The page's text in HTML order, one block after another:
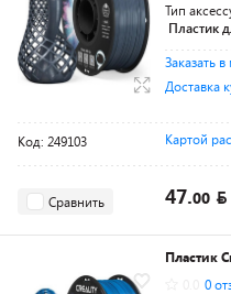
Тип
Пластик
Заказать в
Доставка
Код: 249103 Картой
Сравнить 47.00
Пластик
0